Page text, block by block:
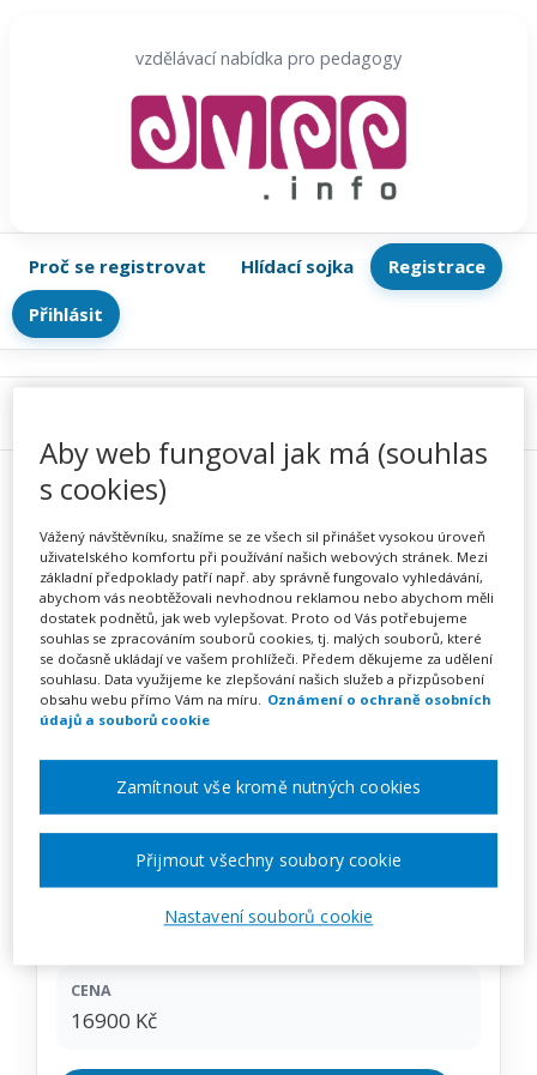
vzdělávací nabídka pro pedagogy
Proč se registrovat Hlídací sojka
Registrace
Přihlásit
Třídní klima, jak ho utvářet,
jak s ním pracovat a jak ho
zjišťovat – kurz na klíč
TERMÍN
na klíč
MÍSTO
CENA
16900 Kč
Aby web fungoval jak má (souhlas
s cookies)
Vážený návštěvníku, snažíme se ze všech sil přinášet vysokou úroveň
uživatelského komfortu při používání našich webových stránek. Mezi
základní předpoklady patří např. aby správně fungovalo vyhledávání,
abychom vás neobtěžovali nevhodnou reklamou nebo abychom měli
dostatek podnětů, jak web vylepšovat. Proto od Vás potřebujeme
souhlas se zpracováním souborů cookies, tj. malých souborů, které
se dočasně ukládají ve vašem prohlížeči. Předem děkujeme za udělení
souhlasu. Data využijeme ke zlepšování našich služeb a přizpůsobení
obsahu webu přímo Vám na míru. Oznámení o ochraně osobních
údajů a souborů cookie
Nastavení souborů cookie
Zamítnout vše kromě nutných cookies
Přijmout všechny soubory cookie